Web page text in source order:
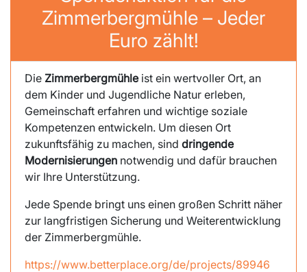
Zimmerbergmühle – Jeder
Euro zählt!
Die Zimmerbergmühleist ein wertvoller Ort, an
dem Kinder und Jugendliche Natur erleben,
Gemeinschaft erfahren und wichtige soziale
Kompetenzen entwickeln. Um diesen Ort
zukunftsfähig zu machen, sind dringende
Modernisierungen notwendig und dafür brauchen
wir Ihre Unterstützung.
Jede Spende bringt uns einen großen Schritt näher
zur langfristigen Sicherung und Weiterentwicklung
der Zimmerbergmühle.
https://www.betterplace.org/de/projects/89946